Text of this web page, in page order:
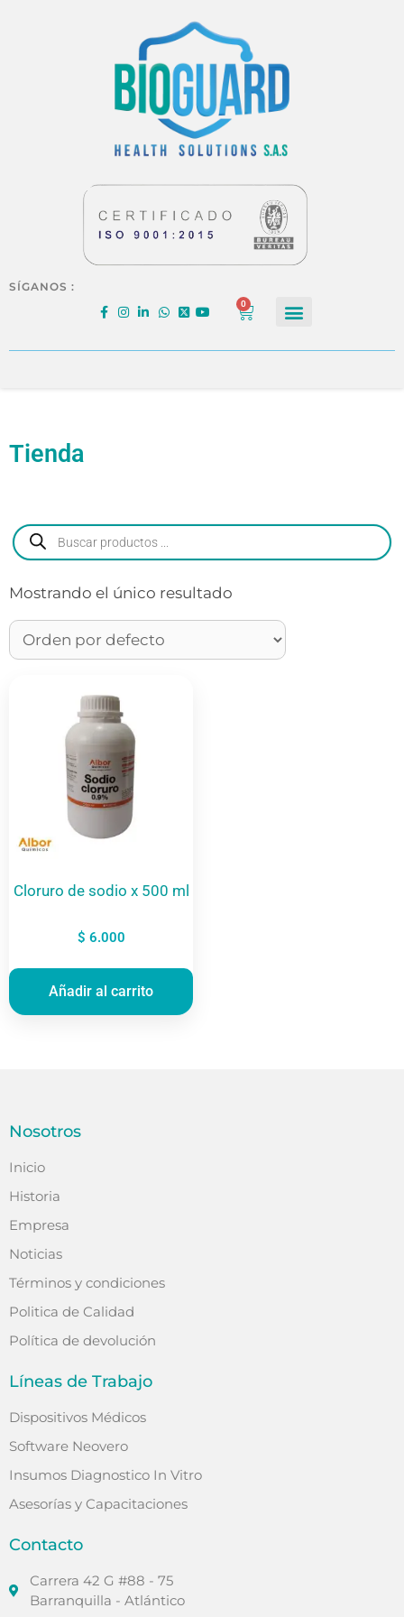
SÍGANOS :
0
Tienda
Mostrando el único resultado
Cloruro de sodio x 500 ml
$ 6.000
Añadir al carrito
Nosotros
Inicio
Historia
Empresa
Noticias
Términos y condiciones
Politica de Calidad
Política de devolución
Líneas de Trabajo
Dispositivos Médicos
Software Neovero
Insumos Diagnostico In Vitro
Asesorías y Capacitaciones
Contacto
Carrera 42 G #88 - 75
Barranquilla - Atlántico